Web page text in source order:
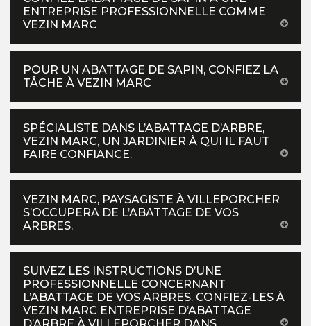
ENTREPRISE PROFESSIONNELLE COMME
VEZIN MARC
POUR UN ABATTAGE DE SAPIN, CONFIEZ LA
TÂCHE À VEZIN MARC
SPÉCIALISTE DANS L’ABATTAGE D’ARBRE,
VEZIN MARC, UN JARDINIER À QUI IL FAUT
FAIRE CONFIANCE.
VEZIN MARC, PAYSAGISTE À VILLEPORCHER
S’OCCUPERA DE L’ABATTAGE DE VOS
ARBRES.
SUIVEZ LES INSTRUCTIONS D’UNE
PROFESSIONNELLE CONCERNANT
L’ABATTAGE DE VOS ARBRES. CONFIEZ-LES À
VEZIN MARC ENTREPRISE D’ABATTAGE